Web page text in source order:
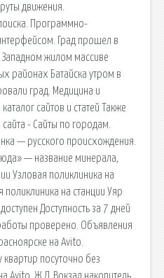
движения.
Программно-
Град прошел в
Западном жилом массиве
районах Батайска утром в
град. Медицина и
сайтов и статей Также
- Сайты по городам.
— русского происхождения.
— название минерала,
Узловая поликлиника на
на станции Уяр
Доступность за 7 дней
проверено. Объявления
на Avito.
посуточно без
Avito. Ж.Д. Вокзал накопитель